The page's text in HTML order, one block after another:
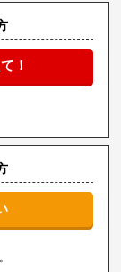
！